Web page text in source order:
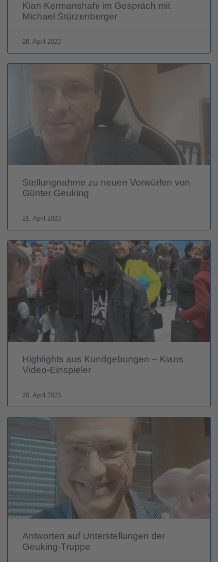
Kian Kermanshahi im Gespräch mit
Michael Stürzenberger
28. April 2023
Stellungnahme zu neuen Vorwürfen von
Günter Geuking
21. April 2023
Highlights aus Kundgebungen – Kians
Video-Einspieler
20. April 2023
Antworten auf Unterstellungen der
Geuking-Truppe